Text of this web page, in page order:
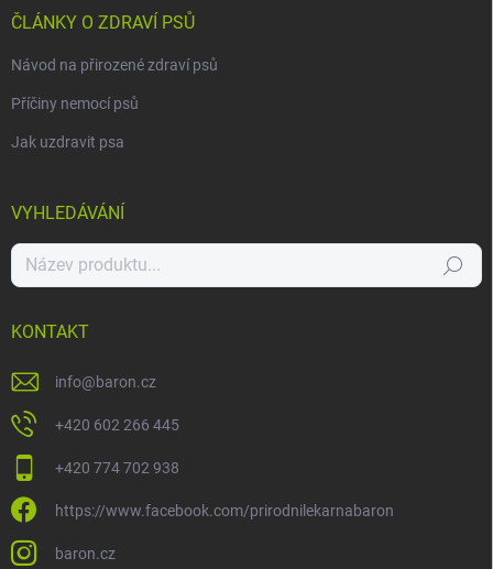
ČLÁNKY O ZDRAVÍ PSŮ
Návod na přirozené zdraví psů
Příčiny nemocí psů
Jak uzdravit psa
VYHLEDÁVÁNÍ
Hledat
KONTAKT
info@baron.cz
+420 602 266 445
+420 774 702 938
https://www.facebook.com/prirodnilekarnabaron
baron.cz